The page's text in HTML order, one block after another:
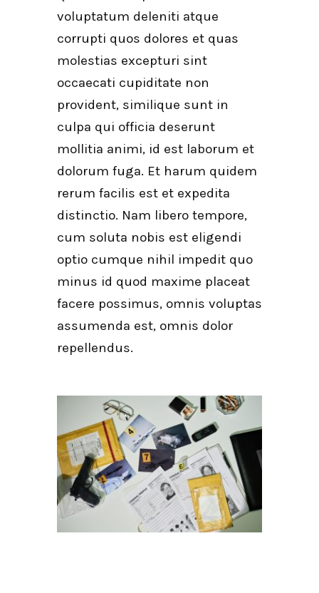
voluptatum deleniti atque
corrupti quos dolores et quas
molestias excepturi sint
occaecati cupiditate non
provident, similique sunt in
culpa qui officia deserunt
mollitia animi, id est laborum et
dolorum fuga. Et harum quidem
rerum facilis est et expedita
distinctio. Nam libero tempore,
cum soluta nobis est eligendi
optio cumque nihil impedit quo
minus id quod maxime placeat
facere possimus, omnis voluptas
assumenda est, omnis dolor
repellendus.